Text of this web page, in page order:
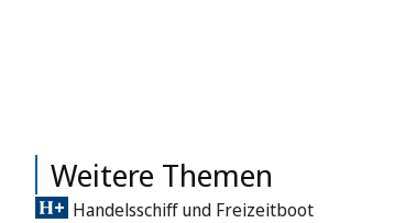
Weitere Themen
Handelsschiff und Freizeitboot